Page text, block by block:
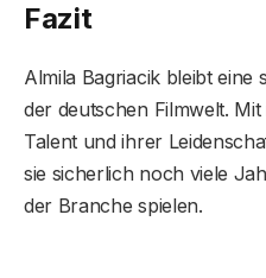
Fazit
Almila Bagriacik bleibt eine
der deutschen Filmwelt.
Talent und ihrer
sie sicherlich noch viele
der Branche spielen.